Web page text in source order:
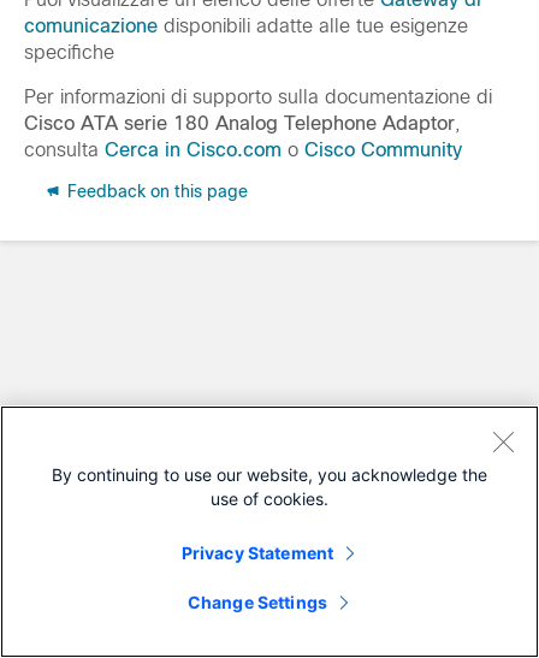
comunicazione disponibili adatte alle tue esigenze
specifiche
Per informazioni di supporto sulla documentazione di
Cisco ATA serie 180 Analog Telephone Adaptor
consulta Cerca in Cisco.com o Cisco Community
Feedback on this page
By continuing to use our website, you acknowledge the
use of cookies.
Privacy Statement
Change Settings